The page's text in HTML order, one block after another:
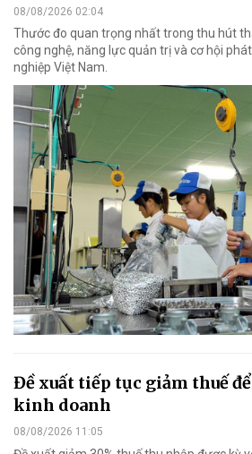
08/08/2026 02:04
Thước đo quan trọng nhất trong thu hút
công nghệ, năng lực quản trị và cơ hội
nghiệp Việt Nam.
Đề xuất tiếp tục giảm thuế
kinh doanh
08/08/2026 11:05